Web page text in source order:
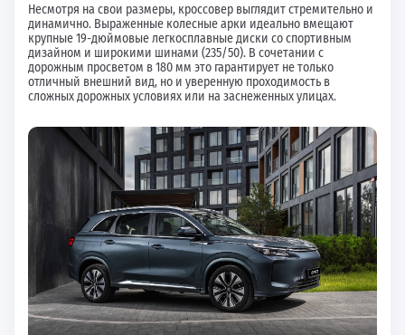
Несмотря на свои размеры, кроссовер выглядит стремительно и
динамично. Выраженные колесные арки идеально вмещают
крупные 19-дюймовые легкосплавные диски со спортивным
дизайном и широкими шинами (235/50). В сочетании с
дорожным просветом в 180 мм это гарантирует не только
отличный внешний вид, но и уверенную проходимость в
сложных дорожных условиях или на заснеженных улицах.